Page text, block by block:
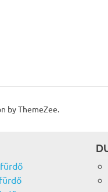
by ThemeZee.